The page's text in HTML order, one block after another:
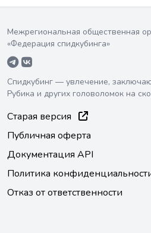
Межрегиональная общественная
«Федерация спидкубинга»
Спидкубинг — увлечение,
Рубика и других головоломок на
Старая версия
Публичная оферта
Документация API
Политика
Отказ от ответственности